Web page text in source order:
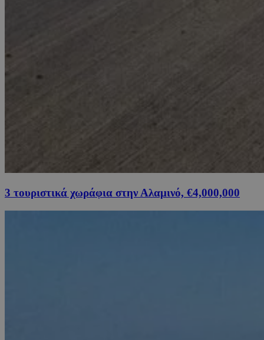
3 τουριστικά χωράφια στην Αλαμινό, €4,000,000